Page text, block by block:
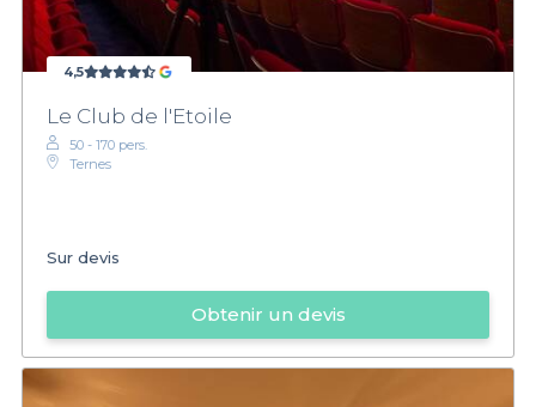
4,5
Le Club de l'Etoile
50 - 170 pers.
Ternes
Sur devis
Obtenir un devis